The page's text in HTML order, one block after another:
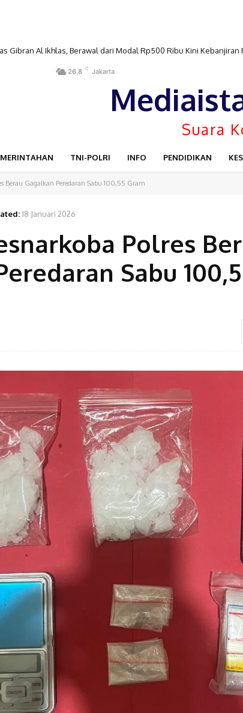
Gibran Al Ikhlas, Berawal dari Modal Rp500 Ribu Kini Kebanjiran
26.8 C Jakarta
Suara
TNI-POLRI INFO PENDIDIKAN
Berau Gagalkan Peredaran Sabu 100,55 Gram
18 Januari 2026
Polres
Sabu